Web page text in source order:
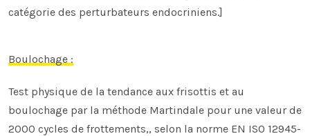
catégorie des perturbateurs endocriniens.]
Boulochage :
Test physique de la tendance aux frisottis et au
boulochage par la méthode Martindale pour une valeur de
2000 cycles de frottements,, selon la norme EN ISO 12945-